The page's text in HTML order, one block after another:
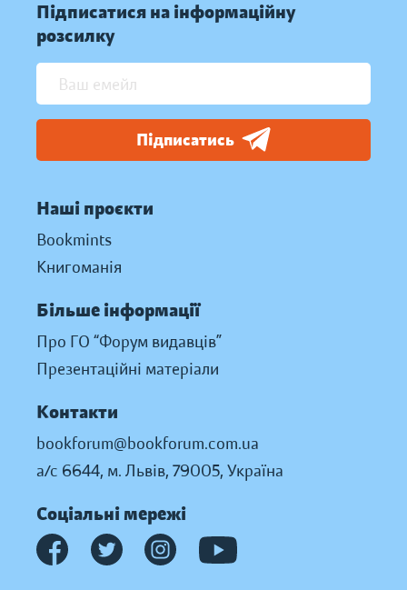
Підписатися на інформаційну
розсилку
Підписатись
Наші проєкти
Bookmints
Книгоманія
Більше інформації
Про ГО “Форум видавців”
Презентаційні матеріали
Контакти
bookforum@bookforum.com.ua
а/с 6644, м. Львів, 79005, Україна
Соціальні мережі